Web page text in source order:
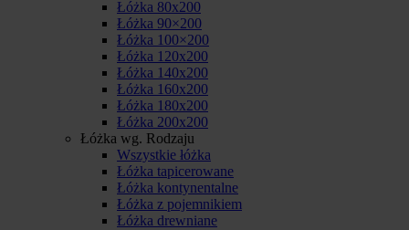
Łóżka 80x200
Łóżka 90×200
Łóżka 100×200
Łóżka 120x200
Łóżka 140x200
Łóżka 160x200
Łóżka 180x200
Łóżka 200x200
Łóżka wg. Rodzaju
Wszystkie łóżka
Łóżka tapicerowane
Łóżka kontynentalne
Łóżka z pojemnikiem
Łóżka drewniane